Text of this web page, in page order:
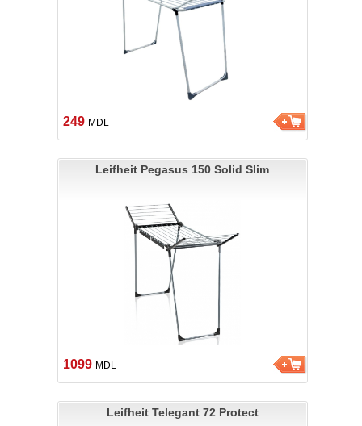
249 MDL
Leifheit Pegasus 150 Solid Slim
1099 MDL
Leifheit Telegant 72 Protect